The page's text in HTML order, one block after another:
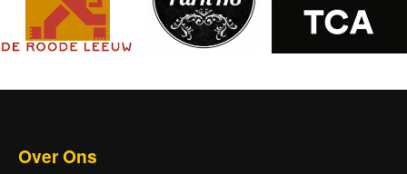
Over Ons